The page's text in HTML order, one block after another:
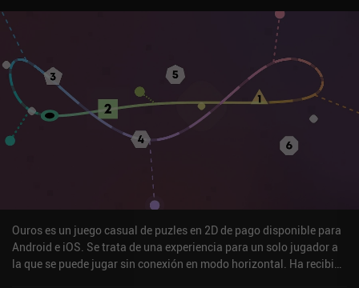
Ouros es un juego casual de puzles en 2D de pago disponible para
Android e iOS. Se trata de una experiencia para un solo jugador a
la que se puede jugar sin conexión en modo horizontal. Ha recibido